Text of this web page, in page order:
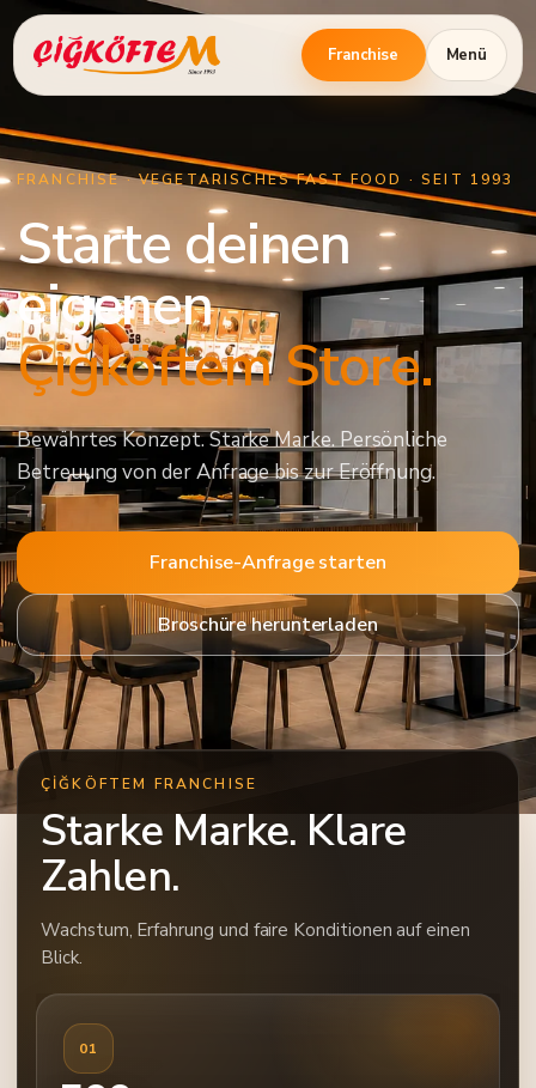
Menü
Franchise
FRANCHISE · VEGETARISCHES FAST FOOD · SEIT 1993
Starte deinen
eigenen
Çiğköftem Store.
Bewährtes Konzept. Starke Marke. Persönliche
Betreuung von der Anfrage bis zur Eröffnung.
Franchise-Anfrage starten
Broschüre herunterladen
ÇİĞKÖFTEM FRANCHISE
Starke Marke. Klare
Zahlen.
Wachstum, Erfahrung und faire Konditionen auf einen
Blick.
01